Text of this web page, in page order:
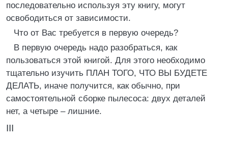
последовательно используя эту книгу, могут
освободиться от зависимости.
Что от Вас требуется в первую очередь?
В первую очередь надо разобраться, как
пользоваться этой книгой. Для этого необходимо
тщательно изучить ПЛАН ТОГО, ЧТО ВЫ БУДЕТЕ
ДЕЛАТЬ, иначе получится, как обычно, при
самостоятельной сборке пылесоса: двух деталей
нет, а четыре – лишние.
III